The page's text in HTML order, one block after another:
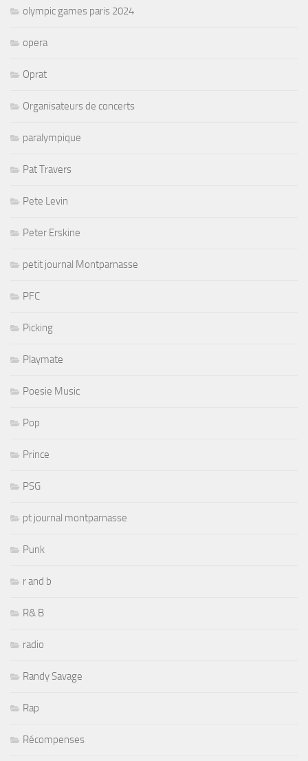
olympic games paris 2024
opera
Oprat
Organisateurs de concerts
paralympique
Pat Travers
Pete Levin
Peter Erskine
petit journal Montparnasse
PFC
Picking
Playmate
Poesie Music
Pop
Prince
PSG
pt journal montparnasse
Punk
r and b
R& B
radio
Randy Savage
Rap
Récompenses